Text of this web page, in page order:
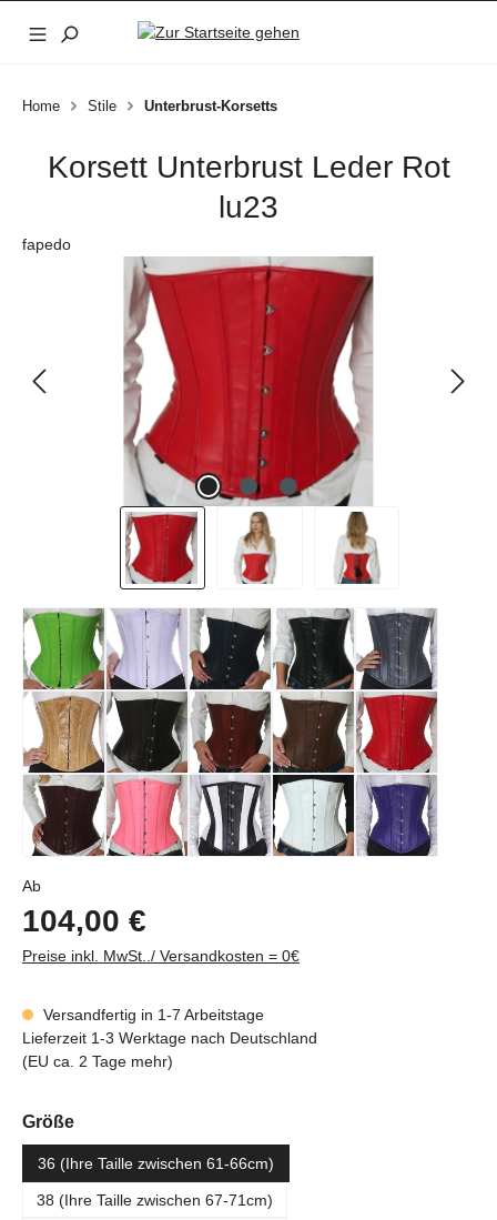
Zum Hauptinhalt springen
Home Stile Unterbrust-Korsetts
Korsett Unterbrust Leder Rot
lu23
fapedo
Bildergalerie überspringen
AbRegulärer Preis:
104,00 €
Preise inkl. MwSt../ Versandkosten = 0€
Versandfertig in 1-7 Arbeitstage
Lieferzeit 1-3 Werktage nach Deutschland
(EU ca. 2 Tage mehr)
Größeauswählen
36 (Ihre Taille zwischen 61-66cm)
38 (Ihre Taille zwischen 67-71cm)